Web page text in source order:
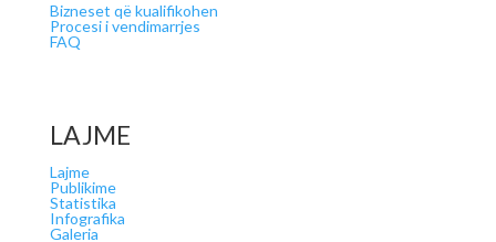
Bizneset që kualifikohen
Procesi i vendimarrjes
FAQ
LAJME
Lajme
Publikime
Statistika
Infografika
Galeria